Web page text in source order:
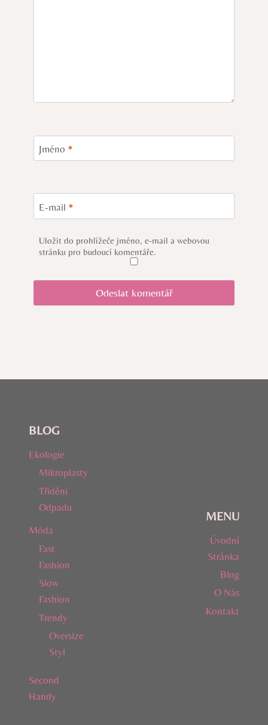
Jméno *
E-mail *
Uložit do prohlížeče jméno, e-mail a webovou
stránku pro budoucí komentáře.
BLOG
Ekologie
Mikroplasty
Třídění
Odpadu
Móda
Fast
Fashion
Slow
Fashion
Trendy
Oversize
Styl
Second
Handy
MENU
Úvodní
Stránka
Blog
O Nás
Kontakt